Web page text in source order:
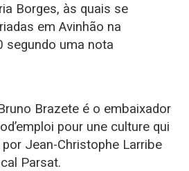
Borges, às quais se
em Avinhão na
segundo uma nota
Brazete é o embaixador
pour une culture qui
por Jean-Christophe Larribe
Parsat.